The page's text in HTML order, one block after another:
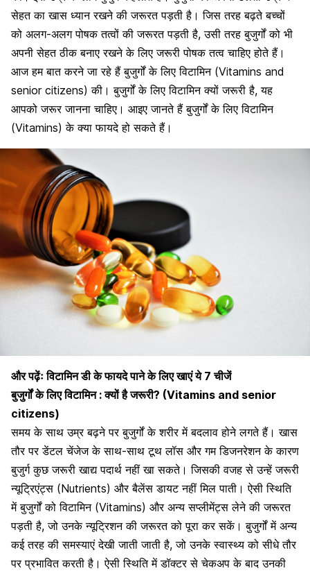
सेहत का खास ध्यान रखने की जरूरत पड़ती है। जिस तरह बढ़ते बच्चों
को अलग-अलग पोषक तत्वों की जरूरत पड़ती है, उसी तरह बुजुर्गों को भी
अपनी सेहत ठीक बनाए रखने के लिए जरूरी पोषक तत्व चाहिए होते हैं।
आज हम बात करने जा रहे हैं बुजुर्गों के लिए विटामिन (Vitamins and
senior citizens) की। बुजुर्गों के लिए विटामिन क्यों जरूरी है, यह
आपको जरूर जानना चाहिए। आइए जानते हैं बुजुर्गों के लिए विटामिन
(Vitamins) के क्या फायदे हो सकते हैं।
और पढ़ेंःविटामिन डी के फायदे पाने के लिए खाएं ये 7 चीजें
बुजुर्गों के लिए विटामिन : क्यों है जरूरी? (Vitamins and senior
citizens)
समय के साथ उम्र बढ़ने पर बुजुर्गों के शरीर में बदलाव होने लगते हैं। खास
तौर पर डेंटल चेंजेज के साथ-साथ टूथ लॉस और गम डिजनरेशन के कारण
बुजुर्ग कुछ जरूरी खाद्य पदार्थ नहीं खा सकते। जिसकी वजह से उन्हें जरूरी
न्यूट्रिएंट्स (Nutrients) और बैलेंस डायट नहीं मिल पाती। ऐसी स्थिति
में बुजुर्गों को विटामिन (Vitamins) और अन्य सप्लीमेंट्स लेने की जरूरत
पड़ती है, जो उनके न्यूट्रिशन की जरूरत को पूरा कर सकें। बुजुर्गों में अन्य
कई तरह की समस्याएं देखी जाती जाती है, जो उनके स्वास्थ्य को सीधे तौर
पर प्रभावित करती है। ऐसी स्थिति में डॉक्टर से चेकअप के बाद उनकी